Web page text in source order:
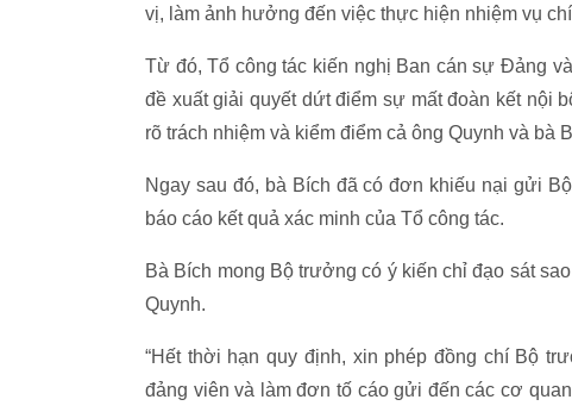
vị, làm ảnh hưởng đến việc thực hiện nhiệm vụ
Từ đó, Tổ công tác kiến nghị Ban cán sự Đảng
đề xuất giải quyết dứt điểm sự mất đoàn kết nội
rõ trách nhiệm và kiểm điểm cả ông Quynh và bà
Ngay sau đó, bà Bích đã có đơn khiếu nại gửi
báo cáo kết quả xác minh của Tổ công tác.
Bà Bích mong Bộ trưởng có ý kiến chỉ đạo sát
Quynh.
“Hết thời hạn quy định, xin phép đồng chí Bộ
đảng viên và làm đơn tố cáo gửi đến các cơ